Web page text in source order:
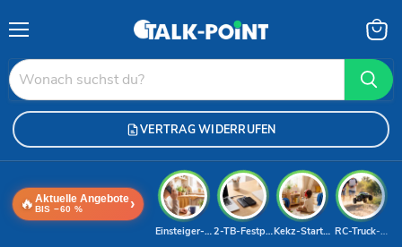
VERTRAG WIDERRUFEN
🔥 Aktuelle Angebote
BIS −60 % ›
RC-Truck-Deal
Kekz-Starterset
2-TB-Festplatte
Einsteiger-Handy